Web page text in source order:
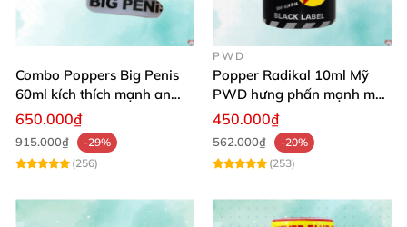
Combo Poppers Big Penis
60ml kích thích mạnh an
toàn cho cả Top Bot
650.000₫
915.000₫
-29%
(256)
PWD
Popper Radikal 10ml Mỹ
PWD hưng phấn mạnh mẽ,
ít tác dụng phụ
450.000₫
562.000₫
-20%
(253)